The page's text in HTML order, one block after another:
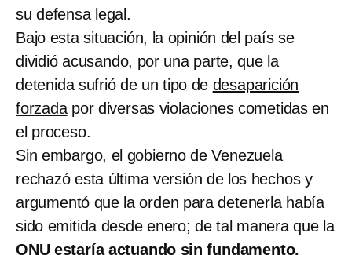
su defensa legal.
Bajo esta situación, la opinión del país se
dividió acusando, por una parte, que la
detenida sufrió de un tipo de desaparición
forzadapor diversas violaciones cometidas en
el proceso.
Sin embargo, el gobierno de Venezuela
rechazó esta última versión de los hechos y
argumentó que la orden para detenerla había
sido emitida desde enero; de tal manera que la
ONU estaría actuando sin fundamento.